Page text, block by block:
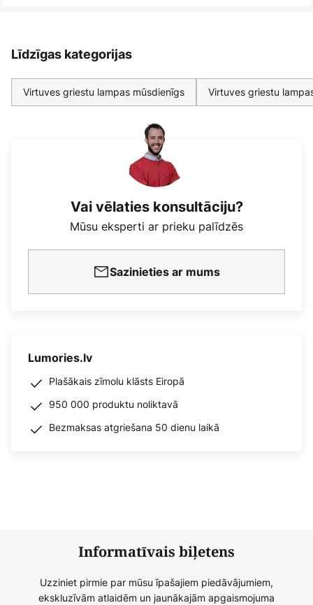
Līdzīgas kategorijas
Virtuves griestu lampas mūsdienīgs Virtuves griestu
Vai vēlaties konsultāciju?
Mūsu eksperti ar prieku palīdzēs
Sazinieties ar mums
Lumories.lv
Plašākais zīmolu klāsts Eiropā
950 000 produktu noliktavā
Bezmaksas atgriešana 50 dienu laikā
Informatīvais biļetens
Uzziniet pirmie par mūsu īpašajiem piedāvājumiem,
ekskluzīvām atlaidēm un jaunākajām apgaismojuma